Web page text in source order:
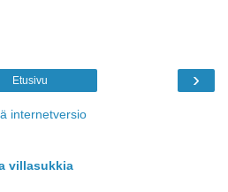
›
Etusivu
internetversio
villasukkia